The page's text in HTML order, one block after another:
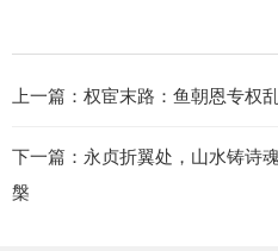
上一篇： 权宦末路：鱼朝恩专权
下一篇： 永贞折翼处，山水铸诗
槃